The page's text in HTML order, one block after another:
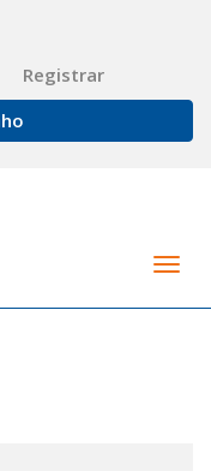
Registrar